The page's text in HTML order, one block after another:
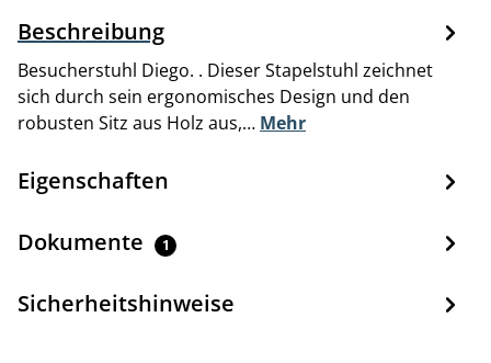
Beschreibung
Besucherstuhl Diego. . Dieser Stapelstuhl zeichnet
sich durch sein ergonomisches Design und den
robusten Sitz aus Holz aus,… Mehr
Eigenschaften
Dokumente 1
Sicherheitshinweise